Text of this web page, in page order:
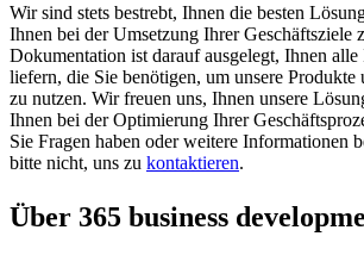
Wir sind stets bestrebt, Ihnen die besten
Ihnen bei der Umsetzung Ihrer Geschäftsziele
Dokumentation ist darauf ausgelegt, Ihnen
liefern, die Sie benötigen, um unsere Produkte
zu nutzen. Wir freuen uns, Ihnen unsere
Ihnen bei der Optimierung Ihrer
Sie Fragen haben oder weitere Informationen
bitte nicht, uns zu kontaktieren.
Über 365 business